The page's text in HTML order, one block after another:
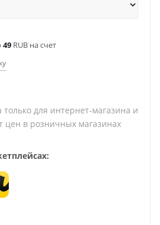
49 RUB на счет
для интернет-магазина и
цен в розничных магазинах